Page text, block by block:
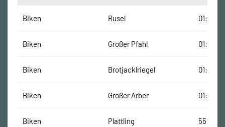
Biken Rusel
Biken Großer Pfahl
Biken Brotjacklriegel
Biken Großer Arber
Biken Plattling 55:05